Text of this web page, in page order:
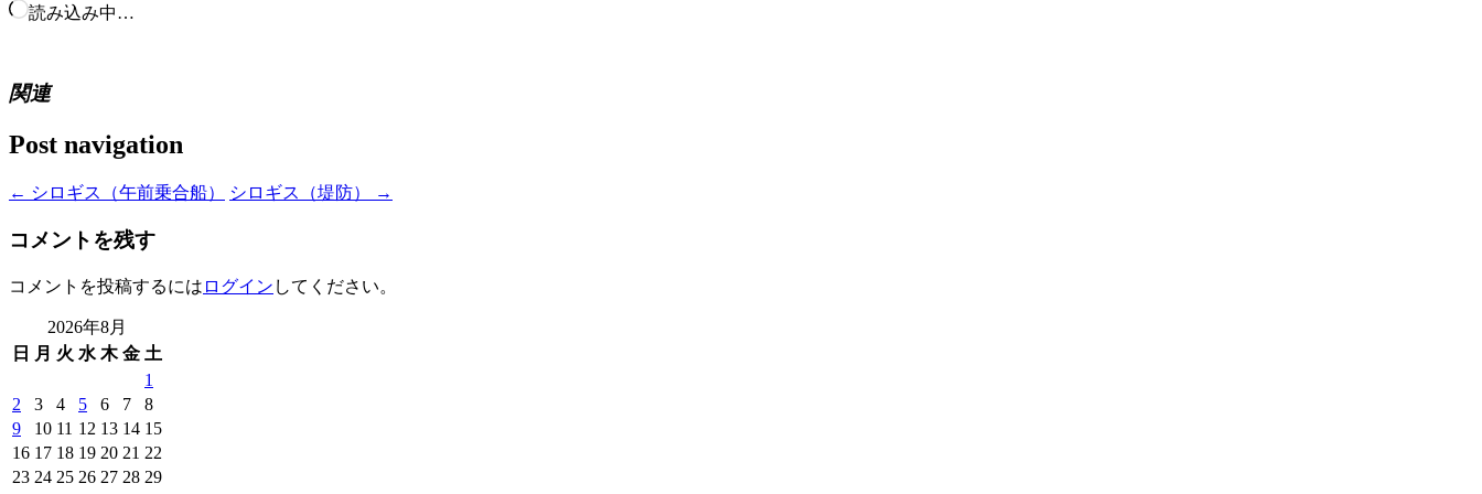
読み込み中…
関連
Post navigation
← シロギス（午前乗合船） シロギス（堤防） →
コメントを残す
コメントを投稿するには ログイン してください。
2026年8月
日
月 火 水 木 金 土
1
2
3 4 5 6 7
8
9
10 11 12 13 14 15
16 17 18 19 20 21 22
23 24 25 26 27 28 29